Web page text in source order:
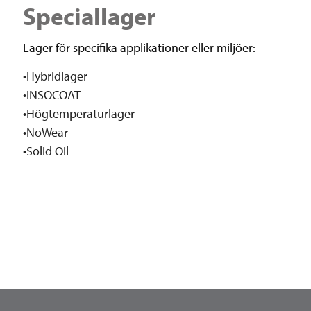
Speciallager
Lager för specifika applikationer eller miljöer:
•Hybridlager
•INSOCOAT
•Högtemperaturlager
•NoWear
•Solid Oil